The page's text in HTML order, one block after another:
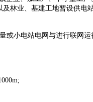
及林业、基建工地暂设供电
小电站电网与进行联网运